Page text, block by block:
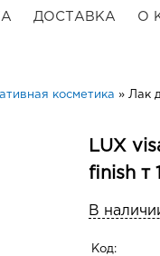
ДОСТАВКА О
косметика » Лак
LUX
finish т
В
Код: